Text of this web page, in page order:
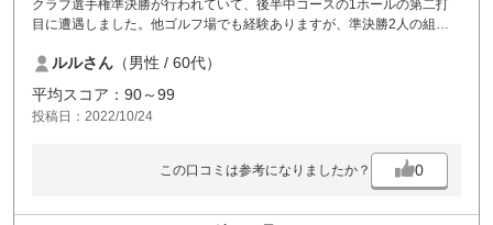
クラブ選手権準決勝が行われていて、後半中コースの1ホールの第二打
目に遭遇しました。他ゴルフ場でも経験ありますが、準決勝2人の組が
連続15分位待たされるのは、ちょっと不満！
ルルさん （男性 / 60代）
平均スコア：90～99
投稿日：2022/10/24
この口コミは参考になりましたか？ 0